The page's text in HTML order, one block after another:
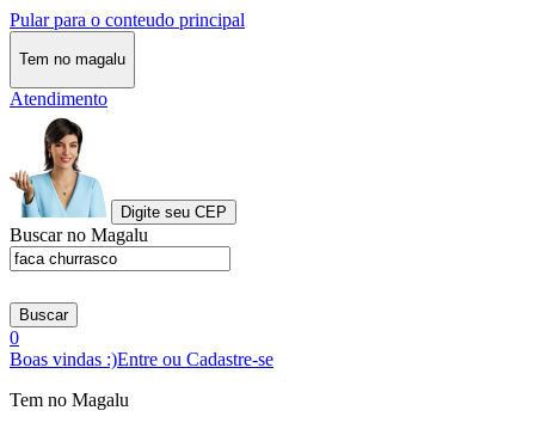
Pular para o conteudo principal
Tem no magalu
Atendimento
Digite seu CEP
Buscar no Magalu
Buscar
0
Boas vindas :)Entre ou Cadastre-se
Tem no Magalu